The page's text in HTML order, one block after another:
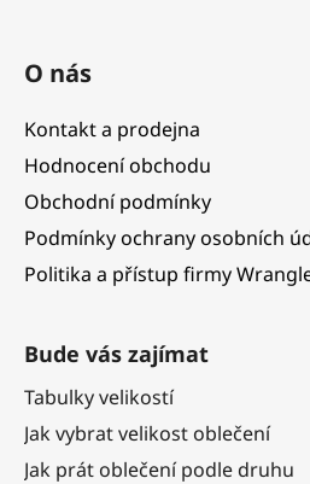
O nás
Kontakt a prodejna
Hodnocení obchodu
Obchodní podmínky
Podmínky ochrany osobních
Politika a přístup firmy
Bude vás zajímat
Tabulky velikostí
Jak vybrat velikost oblečení
Jak prát oblečení podle druhu